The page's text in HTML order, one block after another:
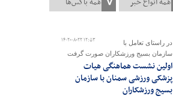
۱۴۰۲-۰۸-۲۲ ۱۲:۵۳
در راستای تعامل با
سازمان بسیج ورزشکاران صورت گرفت
اولین نشست هماهنگی هیات
پزشکی ورزشی سمنان با سازمان
بسیج ورزشکاران